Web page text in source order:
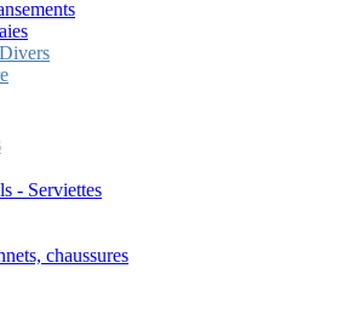
- Serviettes
chaussures